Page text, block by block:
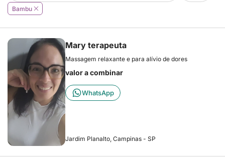
Bambu
Mary terapeuta
Massagem relaxante e para alívio de dores
valor a combinar
WhatsApp
Jardim Planalto, Campinas - SP